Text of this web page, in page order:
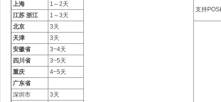
上海
1～2天
支持POS
江苏 浙江
1～3天
北京
3天
天津
3天
安徽省
3~4天
四川省
3~5天
重庆
4~5天
广东省
深圳市
3天